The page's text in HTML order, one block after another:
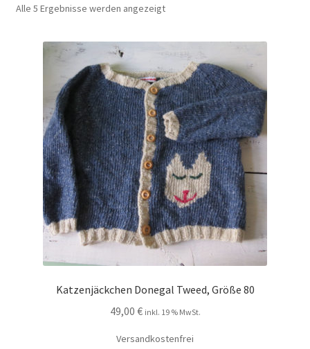
Karten
Über Strickstrümpfchen
Kontakt
Alle 5 Ergebnisse werden angezeigtNach
Katzenjäckchen Donegal Tweed, Größe 80
49,00 € inkl. 19 % MwSt.
Versandkostenfrei